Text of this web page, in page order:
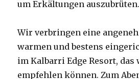
um Erkältungen auszubrüten.
Wir verbringen eine
warmen und bestens
im Kalbarri Edge Resort, das
empfehlen können. Zum